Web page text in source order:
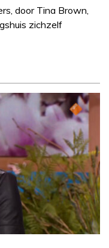
door Tina Brown,
zichzelf